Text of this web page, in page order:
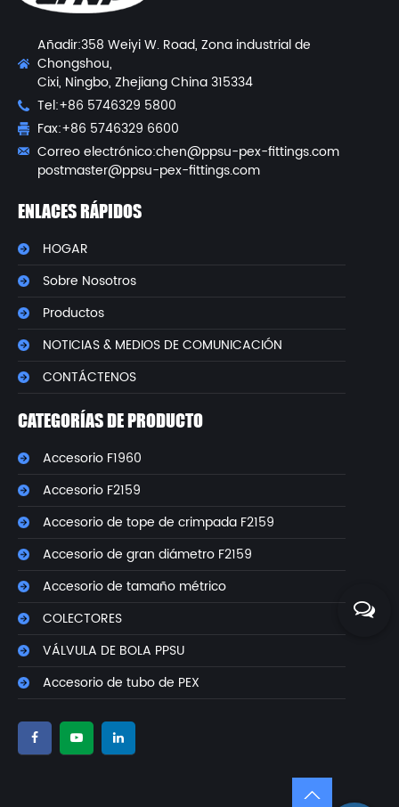
Añadir:358 Weiyi W. Road, Zona industrial de
Chongshou,
Cixi, Ningbo, Zhejiang China 315334
Tel:+86 5746329 5800
Fax:+86 5746329 6600
Correo electrónico:chen@ppsu-pex-fittings.com
postmaster@ppsu-pex-fittings.com
ENLACES RÁPIDOS
HOGAR
Sobre Nosotros
Productos
NOTICIAS & MEDIOS DE COMUNICACIÓN
CONTÁCTENOS
CATEGORÍAS DE PRODUCTO
Accesorio F1960
Accesorio F2159
Accesorio de tope de crimpada F2159
Accesorio de gran diámetro F2159
Accesorio de tamaño métrico
COLECTORES
VÁLVULA DE BOLA PPSU
Accesorio de tubo de PEX